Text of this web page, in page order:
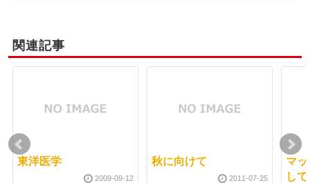
関連記事
東洋医学
2009-09-12
秋に向けて
2011-07-25
マ
し